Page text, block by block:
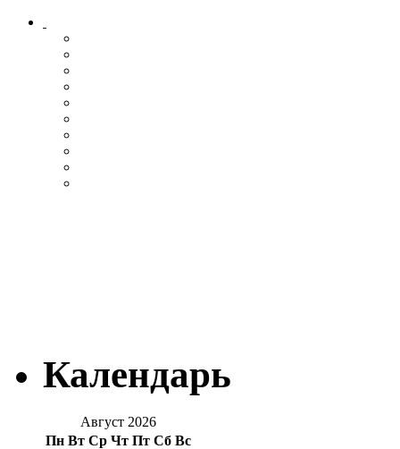
Календарь
Август 2026
Пн Вт Ср Чт Пт Сб Вс